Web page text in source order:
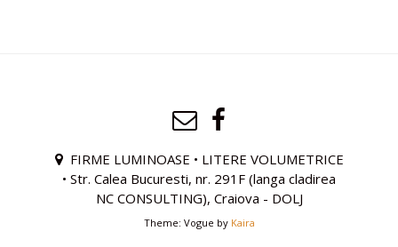
FIRME LUMINOASE • LITERE VOLUMETRICE
• Str. Calea Bucuresti, nr. 291F (langa cladirea
NC CONSULTING), Craiova - DOLJ
Theme: Vogue by Kaira